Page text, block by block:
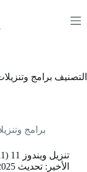
إلى
المحتوى
التصنيف برامج
برامج
الأخير: تحديث Windows 11 2025 (إصدار 25H2)